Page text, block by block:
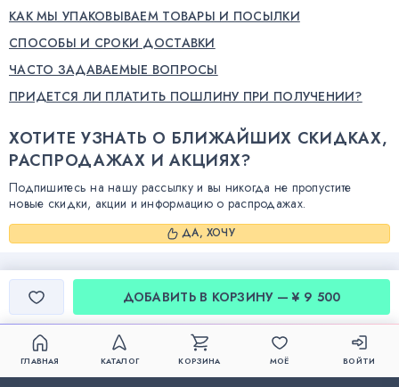
КАК МЫ УПАКОВЫВАЕМ ТОВАРЫ И ПОСЫЛКИ
СПОСОБЫ И СРОКИ ДОСТАВКИ
ЧАСТО ЗАДАВАЕМЫЕ ВОПРОСЫ
ПРИДЕТСЯ ЛИ ПЛАТИТЬ ПОШЛИНУ ПРИ ПОЛУЧЕНИИ?
ХОТИТЕ УЗНАТЬ О БЛИЖАЙШИХ СКИДКАХ,
РАСПРОДАЖАХ И АКЦИЯХ?
Подпишитесь на нашу рассылку и вы никогда не пропустите
новые скидки, акции и информацию о распродажах.
ДА, ХОЧУ
ДОБАВИТЬ В КОРЗИНУ — ¥ 9 500
ГЛАВНАЯ КАТАЛОГ КОРЗИНА МОЁ ВОЙТИ